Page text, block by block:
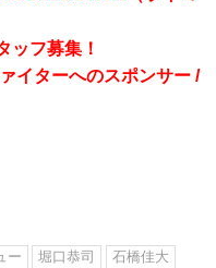
ッフ募集！
イターへのスポンサー /
ー 堀口恭司 石橋佳大